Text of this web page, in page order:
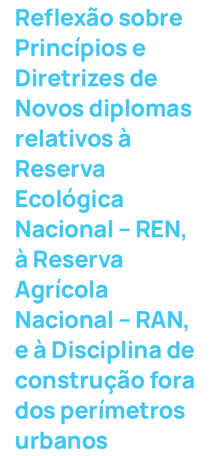
Reflexão sobre
Princípios e
Diretrizes de
Novos diplomas
relativos à
Reserva
Ecológica
Nacional – REN,
à Reserva
Agrícola
Nacional – RAN,
e à Disciplina de
construção fora
dos perímetros
urbanos